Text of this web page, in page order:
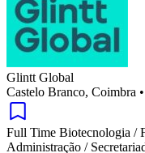
Glintt Global
Castelo Branco, Coimbra •
Full Time Biotecnologia /
Administração /